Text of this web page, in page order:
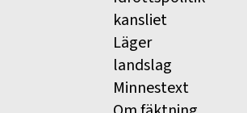
kansliet
Läger
landslag
Minnestext